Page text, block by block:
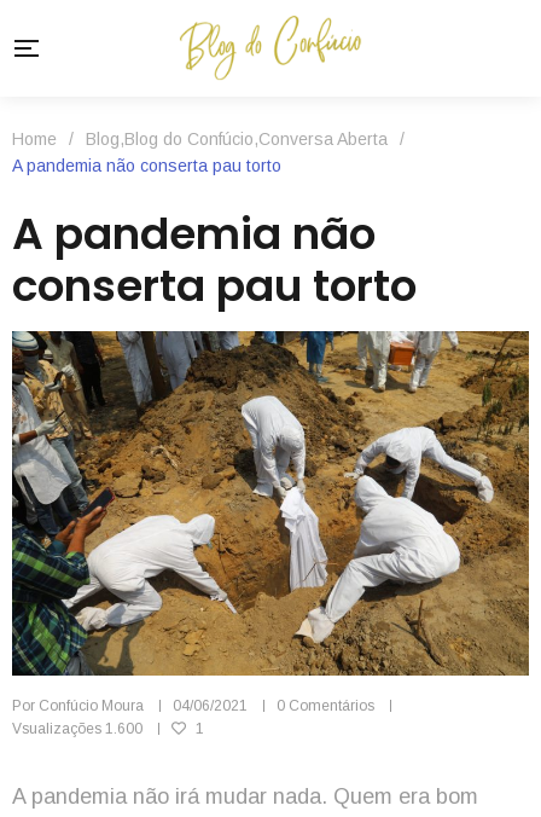
Home / Blog,Blog do Confúcio,Conversa Aberta
/
A pandemia não conserta pau torto
A pandemia não
conserta pau torto
Por Confúcio Moura 04/06/2021
0 Comentários
Vsualizações 1.600 1
A pandemia não irá mudar nada. Quem era bom